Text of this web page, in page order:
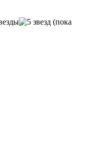
(пока